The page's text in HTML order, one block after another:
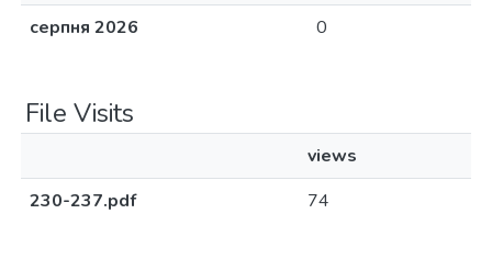
серпня 2026
0
File Visits
views
230-237.pdf
74